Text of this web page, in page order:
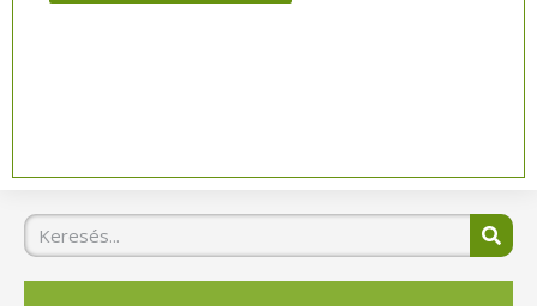
Keresés